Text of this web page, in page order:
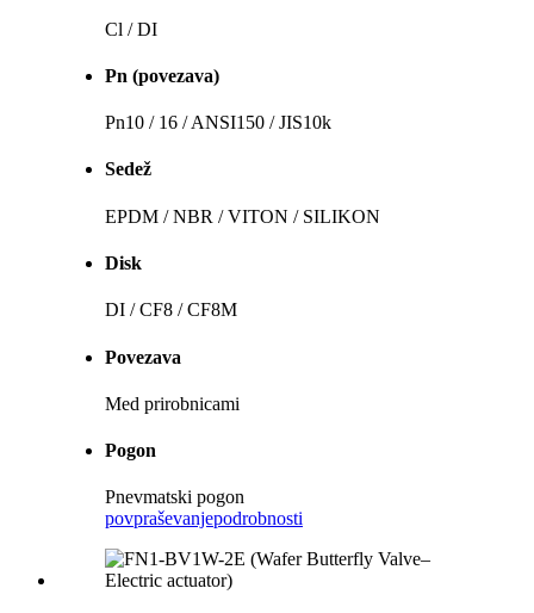
Cl / DI
Pn (povezava)
Pn10 / 16 / ANSI150 / JIS10k
Sedež
EPDM / NBR / VITON / SILIKON
Disk
DI / CF8 / CF8M
Povezava
Med prirobnicami
Pogon
Pnevmatski pogon
povpraševanjepodrobnosti